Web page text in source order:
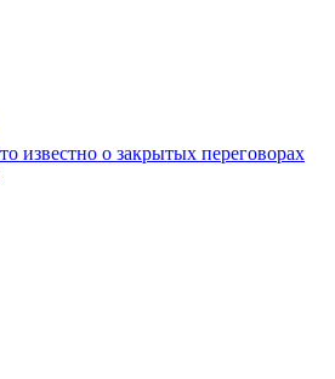
известно о закрытых переговорах